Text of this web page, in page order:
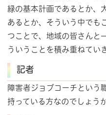
緑の基本計画であるとか、
あるとか、そういう中でも
つことで、地域の皆さんと
ういうことを積み重ねてい
記者
障害者ジョブコーチという
持っている方なのでしょうか